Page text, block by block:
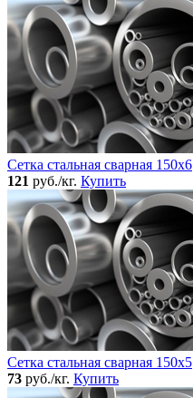
Сетка стальная сварная 150x6
121 руб./кг. Купить
Сетка стальная сварная 150x5
73 руб./кг. Купить